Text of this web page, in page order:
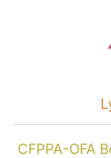
CFPPA-OFA